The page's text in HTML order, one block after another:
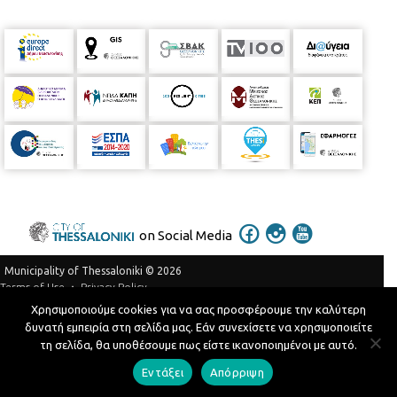
on Social Media
Municipality of Thessaloniki © 2026
Terms of Use
Privacy Policy
Telephone Catalog
Developed byMyCompany Projects
Χρησιμοποιούμε cookies για να σας προσφέρουμε την καλύτερη
δυνατή εμπειρία στη σελίδα μας. Εάν συνεχίσετε να χρησιμοποιείτε
τη σελίδα, θα υποθέσουμε πως είστε ικανοποιημένοι με αυτό.
Εντάξει Απόρριψη